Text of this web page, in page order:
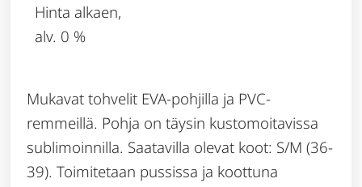
Hinta alkaen,
alv. 0 %
Mukavat tohvelit EVA-pohjilla ja PVC-
remmeillä. Pohja on täysin kustomoitavissa
sublimoinnilla. Saatavilla olevat koot: S/M (36-
39). Toimitetaan pussissa ja koottuna